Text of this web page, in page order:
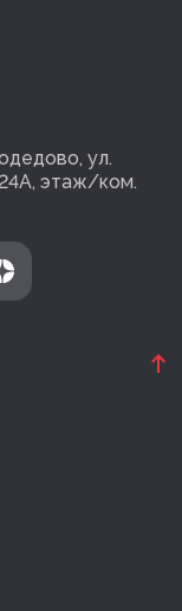
ул.
этаж/ком.